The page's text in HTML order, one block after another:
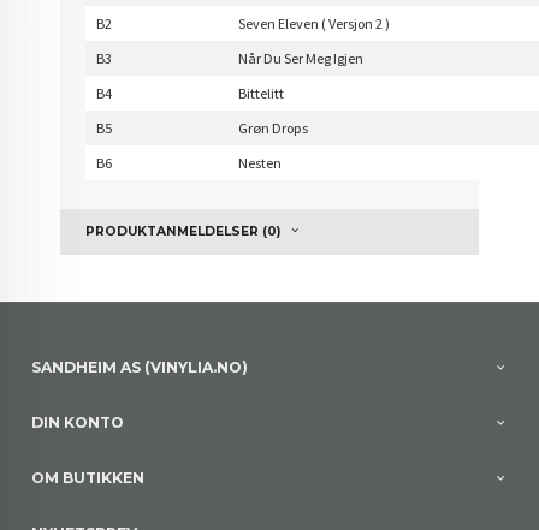
B2
Seven Eleven ( Versjon 2 )
B3
Når Du Ser Meg Igjen
B4
Bittelitt
B5
Grøn Drops
B6
Nesten
PRODUKTANMELDELSER (0)
SANDHEIM AS (VINYLIA.NO)
DIN KONTO
OM BUTIKKEN